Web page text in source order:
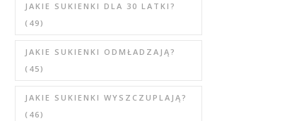
JAKIE SUKIENKI DLA 30 LATKI?
(49)
JAKIE SUKIENKI ODMŁADZAJĄ?
(45)
JAKIE SUKIENKI WYSZCZUPLAJĄ?
(46)